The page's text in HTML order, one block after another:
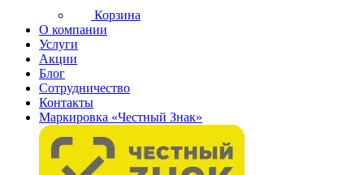
Корзина
О компании
Услуги
Акции
Блог
Сотрудничество
Контакты
Маркировка «Честный Знак»